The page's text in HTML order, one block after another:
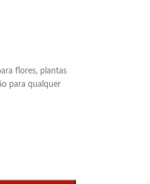
flores, plantas
para qualquer